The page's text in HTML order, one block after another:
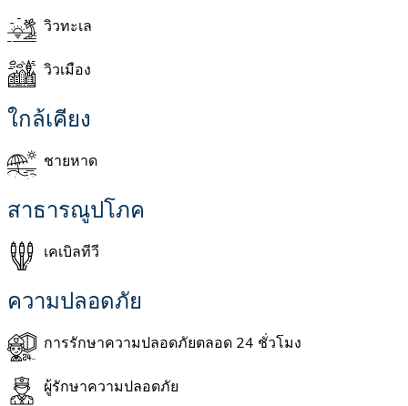
วิวทะเล
วิวเมือง
ใกล้เคียง
ชายหาด
สาธารณูปโภค
เคเบิลทีวี
ความปลอดภัย
การรักษาความปลอดภัยตลอด 24 ชั่วโมง
ผู้รักษาความปลอดภัย